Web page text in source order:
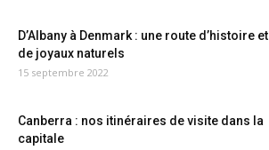
D’Albany à Denmark : une route d’histoire et
de joyaux naturels
15 septembre 2022
Canberra : nos itinéraires de visite dans la
capitale